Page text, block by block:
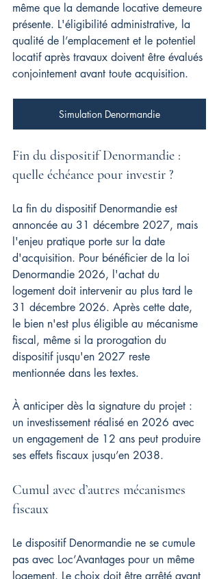
même que la demande locative demeure
présente. L'éligibilité administrative, la
qualité de l’emplacement et le potentiel
locatif après travaux doivent être évalués
conjointement avant toute acquisition.
Simulation Denormandie
Fin du dispositif Denormandie :
quelle échéance pour investir ?
La fin du dispositif Denormandie est
annoncée au 31 décembre 2027, mais
l'enjeu pratique porte sur la date
d'acquisition. Pour bénéficier de la loi
Denormandie 2026, l'achat du
logement doit intervenir au plus tard le
31 décembre 2026. Après cette date,
le bien n'est plus éligible au mécanisme
fiscal, même si la prorogation du
dispositif jusqu'en 2027 reste
mentionnée dans les textes.
À anticiper dès la signature du projet :
un investissement réalisé en 2026 avec
un engagement de 12 ans peut produire
ses effets fiscaux jusqu’en 2038.
Cumul avec d’autres mécanismes
fiscaux
Le dispositif Denormandie ne se cumule
pas avec Loc’Avantages pour un même
logement. Le choix doit être arrêté avant